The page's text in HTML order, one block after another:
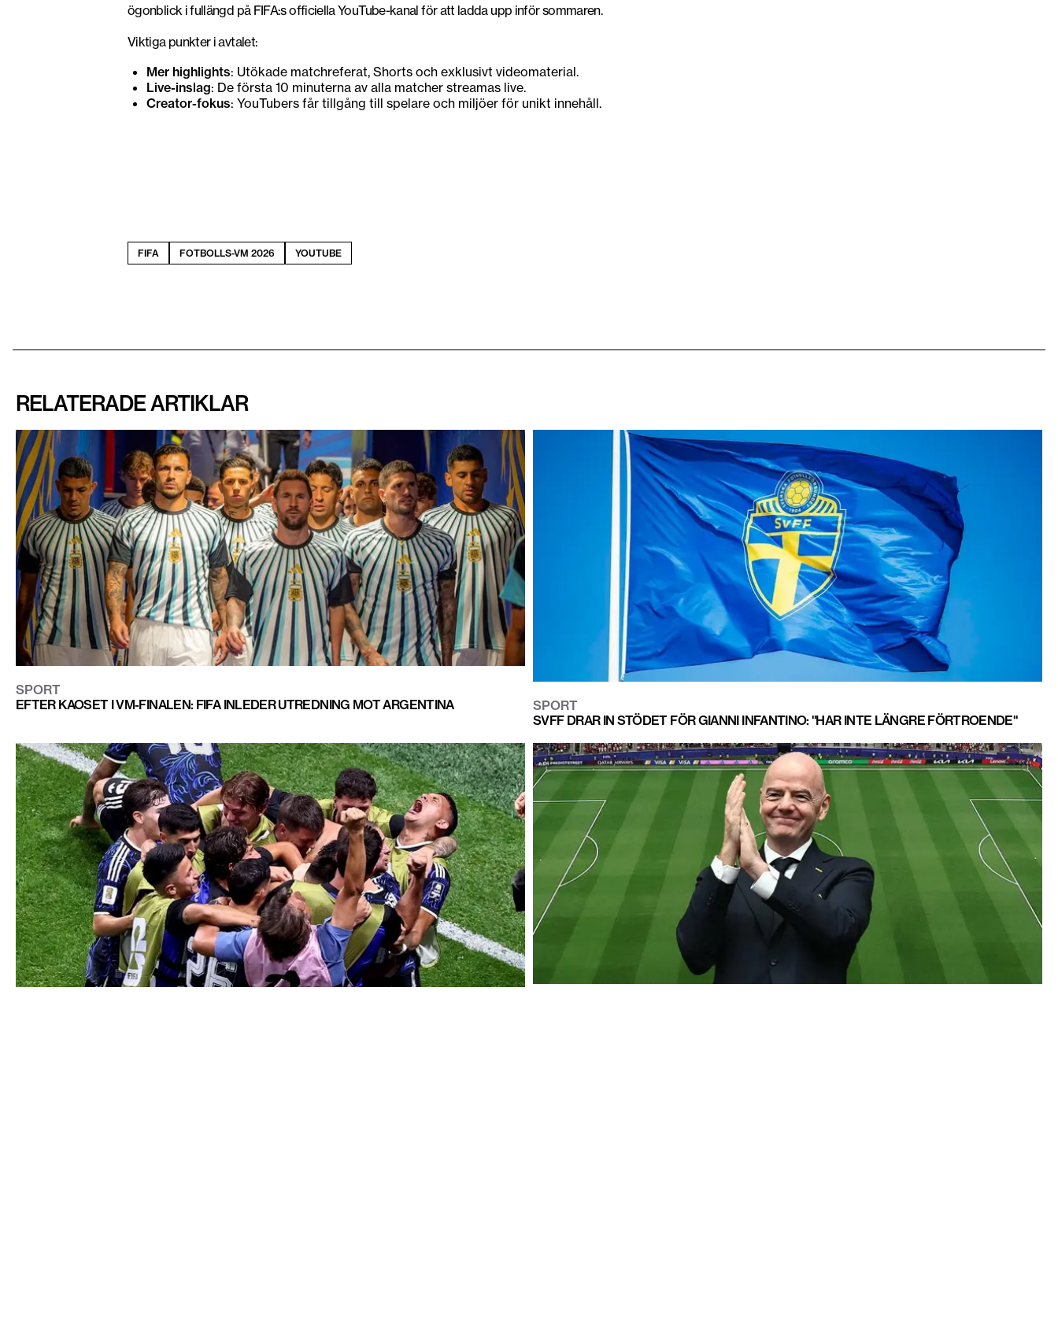
ögonblick i fullängd på FIFA:s officiella YouTube-kanal för att ladda upp inför sommaren.
Viktiga punkter i avtalet:
Mer highlights: Utökade matchreferat, Shorts och exklusivt videomaterial.
Live-inslag: De första 10 minuterna av alla matcher streamas live.
Creator-fokus: YouTubers får tillgång till spelare och miljöer för unikt innehåll.
FIFA FOTBOLLS-VM 2026 YOUTUBE
RELATERADE ARTIKLAR
SPORT
EFTER KAOSET I VM-FINALEN: FIFA INLEDER UTREDNING MOT ARGENTINA
SPORT
SVFF DRAR IN STÖDET FÖR GIANNI INFANTINO: "HAR INTE LÄNGRE FÖRTROENDE"